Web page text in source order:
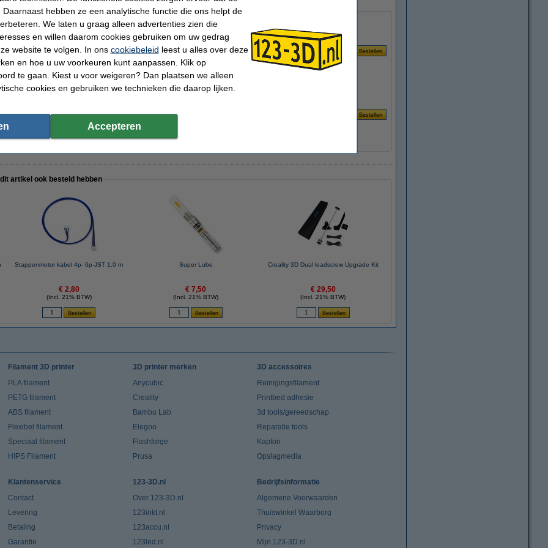
4p- 6p-JST 1,0 m
artikel ook besteld hebben
Stappenmotor kabel 4p- 6p-JST 1,0 m
€ 2,80
(Incl. 21% BTW)
Super Lube
€ 7,50
(Incl. 21% BTW)
Creality 3D Dual leadscrew Upgrade Kit
€ 29,50
(Incl. 21% BTW)
Filament 3D printer
PLA filament
PETG filament
ABS filament
Flexibel filament
Speciaal filament
HIPS Filament
3D printer merken
Anycubic
Creality
Bambu Lab
Elegoo
Flashforge
Prusa
3D accessoires
Reinigingsfilament
Printbed adhesie
3d tools/gereedschap
Reparatie tools
Kapton
Opslagmedia
Klantenservice
Contact
Levering
Betaling
Garantie
123-3D.nl
Over 123-3D.nl
123inkt.nl
123accu.nl
123led.nl
Bedrijfsinformatie
Algemene Voorwaarden
Thuiswinkel Waarborg
Privacy
Mijn 123-3D.nl
hebben ze een analytische functie die ons helpt de
We laten u graag alleen advertenties zien die
en willen daarom cookies gebruiken om uw gedrag
website te volgen. In ons cookiebeleid leest u alles over deze
en hoe u uw voorkeuren kunt aanpassen. Klik op
te gaan. Kiest u voor weigeren? Dan plaatsen we alleen
cookies en gebruiken we technieken die daarop lijken.
Accepteren